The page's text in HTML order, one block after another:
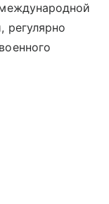
регулярно